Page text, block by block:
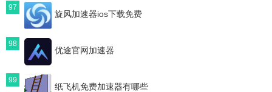
97
旋风加速器ios下载免费
98
优途官网加速器
99
纸飞机免费加速器有哪些